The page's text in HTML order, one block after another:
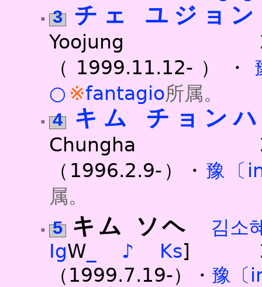
3 チェ ユジョン
Yoojung
（1999.11.12-）・
○
fantagio所属。
4 キム チョンハ
Chungha
（1996.2.9-）・ 豫〔
属。
5 キム ソヘ
김소
IgW ♪ Ks]
（1999.7.19-）・ 豫〔